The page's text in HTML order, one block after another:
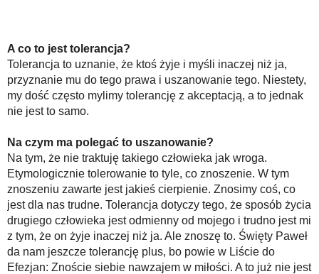
A co to jest tolerancja?
Tolerancja to uznanie, że ktoś żyje i myśli inaczej niż ja,
przyznanie mu do tego prawa i uszanowanie tego. Niestety,
my dość często mylimy tolerancję z akceptacją, a to jednak
nie jest to samo.
Na czym ma polegać to uszanowanie?
Na tym, że nie traktuję takiego człowieka jak wroga.
Etymologicznie tolerowanie to tyle, co znoszenie. W tym
znoszeniu zawarte jest jakieś cierpienie. Znosimy coś, co
jest dla nas trudne. Tolerancja dotyczy tego, że sposób życia
drugiego człowieka jest odmienny od mojego i trudno jest mi
z tym, że on żyje inaczej niż ja. Ale znoszę to. Święty Paweł
da nam jeszcze tolerancję plus, bo powie w Liście do
Efezjan: Znoście siebie nawzajem w miłości. A to już nie jest